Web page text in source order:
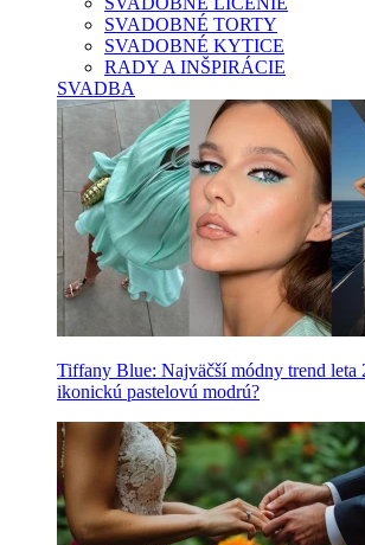
SVADOBNÉ TORTY
SVADOBNÉ KYTICE
RADY A INŠPIRÁCIE
SVADBA
Tiffany Blue: Najväčší módny trend
ikonickú pastelovú modrú?